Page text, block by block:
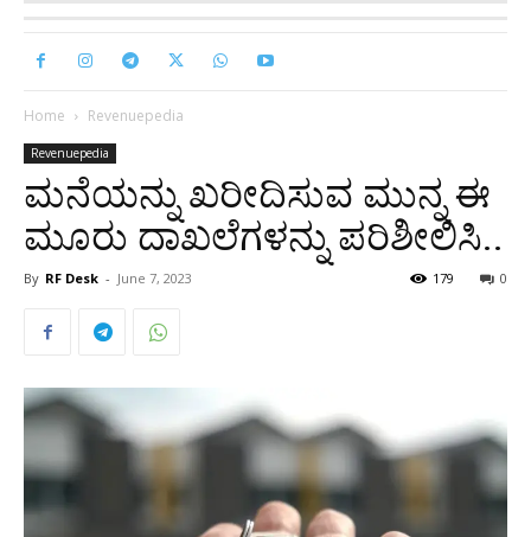
Home Revenuepedia
Revenuepedia
ಮನೆಯನ್ನು ಖರೀದಿಸುವ ಮುನ್ನ ಈ
ಮೂರು ದಾಖಲೆಗಳನ್ನು ಪರಿಶೀಲಿಸಿ..
By RF Desk - June 7, 2023 0
179